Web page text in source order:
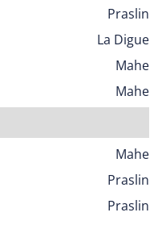
Praslin
La Digue
Mahe
Mahe
Mahe
Praslin
Praslin